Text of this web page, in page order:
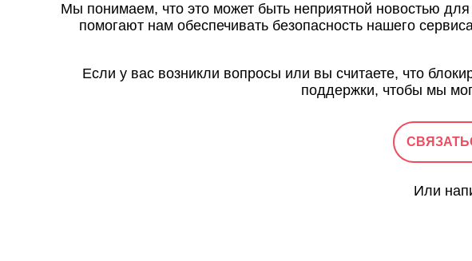
Мы понимаем, что это может быть неприятной новостью
помогают нам обеспечивать безопасность нашего
Если у вас возникли вопросы или вы считаете, что
поддержки, чтобы мы
Или